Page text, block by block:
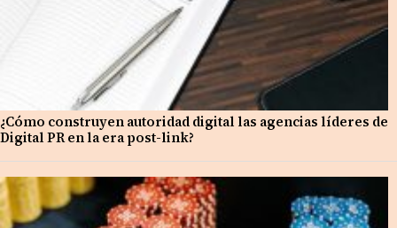
¿Cómo construyen autoridad digital las agencias líderes de
Digital PR en la era post-link?